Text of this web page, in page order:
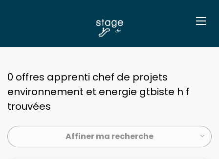
0 offres apprenti chef de projets
environnement et energie gtbiste h f
trouvées
Affiner ma recherche